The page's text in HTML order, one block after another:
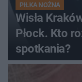
PIŁKA NOŻNA
Wisła
Płock. Kto
spotkania?